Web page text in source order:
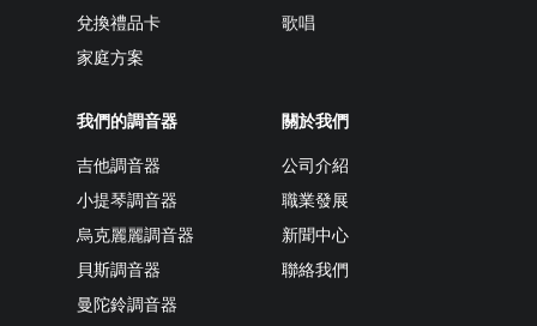
兌換禮品卡
家庭方案
歌唱
我們的調音器
吉他調音器
小提琴調音器
烏克麗麗調音器
貝斯調音器
曼陀鈴調音器
關於我們
公司介紹
職業發展
新聞中心
聯絡我們